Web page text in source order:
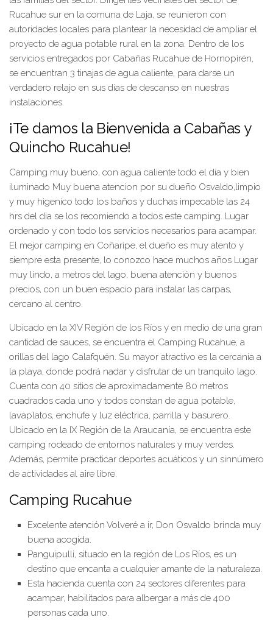
Rucahue sur en la comuna de Laja, se reunieron con
autoridades locales para plantear la necesidad de ampliar el
proyecto de agua potable rural en la zona. Dentro de los
servicios entregados por Cabañas Rucahue de Hornopirén,
se encuentran 3 tinajas de agua caliente, para darse un
verdadero relajo en sus días de descanso en nuestras
instalaciones.
¡Te damos la Bienvenida a Cabañas y
Quincho Rucahue!
Camping muy bueno, con agua caliente todo el día y bien
iluminado Muy buena atencion por su dueño Osvaldo,limpio
y muy higenico todo los baños y duchas impecable las 24
hrs del dia se los recomiendo a todos este camping. Lugar
ordenado y con todo los servicios necesarios para acampar.
El mejor camping en Coñaripe, el dueño es muy atento y
siempre esta presente, lo conozco hace muchos años Lugar
muy lindo, a metros del lago, buena atención y buenos
precios, con un buen espacio para instalar las carpas,
cercano al centro.
Ubicado en la XIV Región de los Ríos y en medio de una gran
cantidad de sauces, se encuentra el Camping Rucahue, a
orillas del lago Calafquén. Su mayor atractivo es la cercanía a
la playa, donde podrá nadar y disfrutar de un tranquilo lago.
Cuenta con 40 sitios de aproximadamente 80 metros
cuadrados cada uno y todos constan de agua potable,
lavaplatos, enchufe y luz eléctrica, parrilla y basurero.
Ubicado en la IX Región de la Araucanía, se encuentra este
camping rodeado de entornos naturales y muy verdes.
Además, permite practicar deportes acuáticos y un sinnúmero
de actividades al aire libre.
Camping Rucahue
Excelente atención Volveré a ir, Don Osvaldo brinda muy
buena acogida.
Panguipulli, situado en la región de Los Ríos, es un
destino que encanta a cualquier amante de la naturaleza.
Esta hacienda cuenta con 24 sectores diferentes para
acampar, habilitados para albergar a más de 400
personas cada uno.